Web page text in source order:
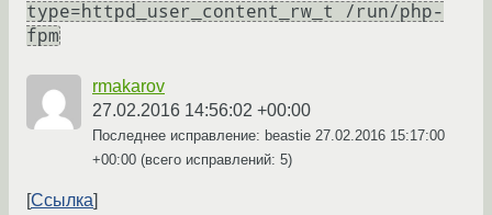
type=httpd_user_content_rw_t /run/php-
fpm
rmakarov
27.02.2016 14:56:02 +00:00
Последнее исправление: beastie 27.02.2016 15:17:00
+00:00 (всего исправлений: 5)
Ссылка